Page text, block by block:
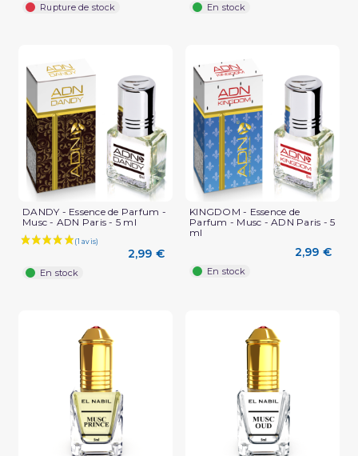
Rupture de stock En stock
DANDY - Essence de Parfum -
Musc - ADN Paris - 5 ml
2,99 €
En stock
KINGDOM - Essence de
Parfum - Musc - ADN Paris - 5
ml
2,99 €
En stock